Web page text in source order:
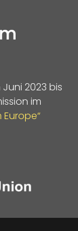
2023 bis
im